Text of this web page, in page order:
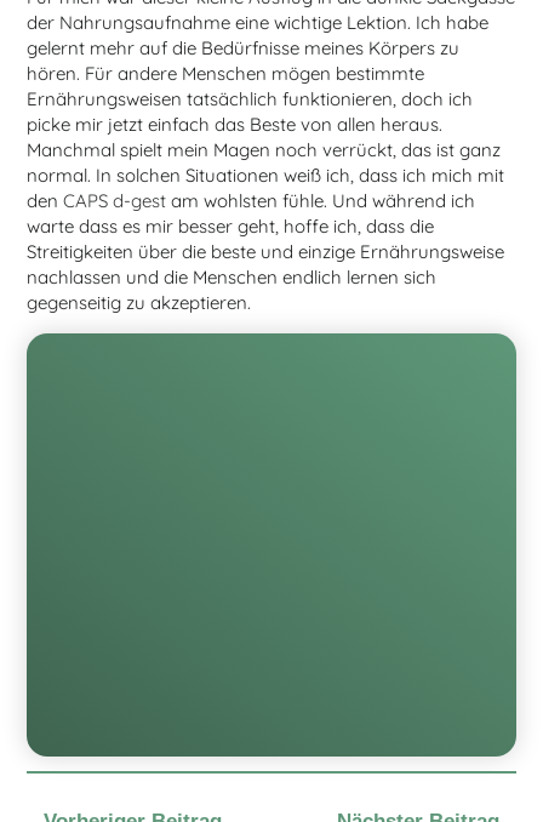
der Nahrungsaufnahme eine wichtige Lektion. Ich habe
gelernt mehr auf die Bedürfnisse meines Körpers zu
hören. Für andere Menschen mögen bestimmte
Ernährungsweisen tatsächlich funktionieren, doch ich
picke mir jetzt einfach das Beste von allen heraus.
Manchmal spielt mein Magen noch verrückt, das ist ganz
normal. In solchen Situationen weiß ich, dass ich mich mit
denCAPS d-gest am wohlsten fühle. Und während ich
warte dass es mir besser geht, hoffe ich, dass die
Streitigkeiten über die beste und einzige Ernährungsweise
nachlassen und die Menschen endlich lernen sich
gegenseitig zu akzeptieren.